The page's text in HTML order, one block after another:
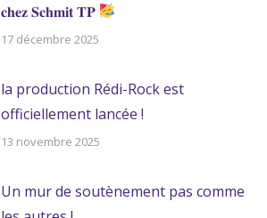
𝐜𝐡𝐞𝐳 𝐒𝐜𝐡𝐦𝐢𝐭 𝐓𝐏
17 décembre 2025
la production Rédi-Rock est
officiellement lancée !
13 novembre 2025
Un mur de soutènement pas comme